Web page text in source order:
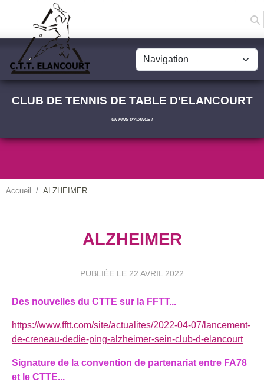
CLUB DE TENNIS DE TABLE D'ELANCOURT
UN PING D'AVANCE !
Accueil ALZHEIMER
ALZHEIMER
PUBLIÉE LE 22 AVRIL 2022
Des nouvelles du CTTE sur la FFTT...
https://www.fftt.com/site/actualites/2022-04-07/lancement-
de-creneau-dedie-ping-alzheimer-sein-club-d-elancourt
Signature de la convention de partenariat entre FA78
et le CTTE...
Panneau de gestion des cookies